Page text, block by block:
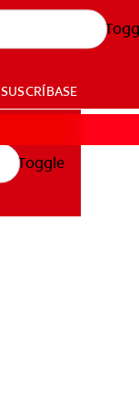
SUSCRÍBASE
Toggle